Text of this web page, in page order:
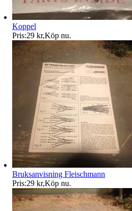
Koppel
Pris:29 kr,Köp nu.
Bruksanvisning Fleischmann
Pris:29 kr,Köp nu.